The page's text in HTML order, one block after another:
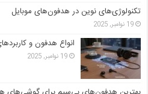
تکنولوژی‌های نوین در هدفون‌های موبایل
19 نوامبر, 2025
انواع هدفون و
19 نوامبر, 2025